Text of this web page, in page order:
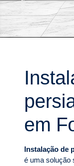
em
Instalação de
é uma solução